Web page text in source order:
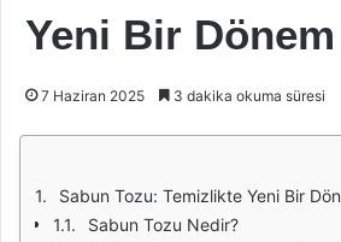
Yeni Bir Dönem
7 Haziran 2025 3 dakika okuma süresi
Sabun Tozu: Temizlikte Yeni Bir
Sabun Tozu Nedir?